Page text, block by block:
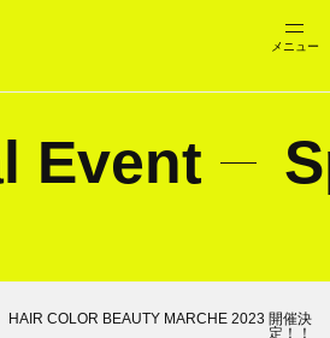
Event
HAIR COLOR BEAUTY MARCHE 2023 開催決
定！！